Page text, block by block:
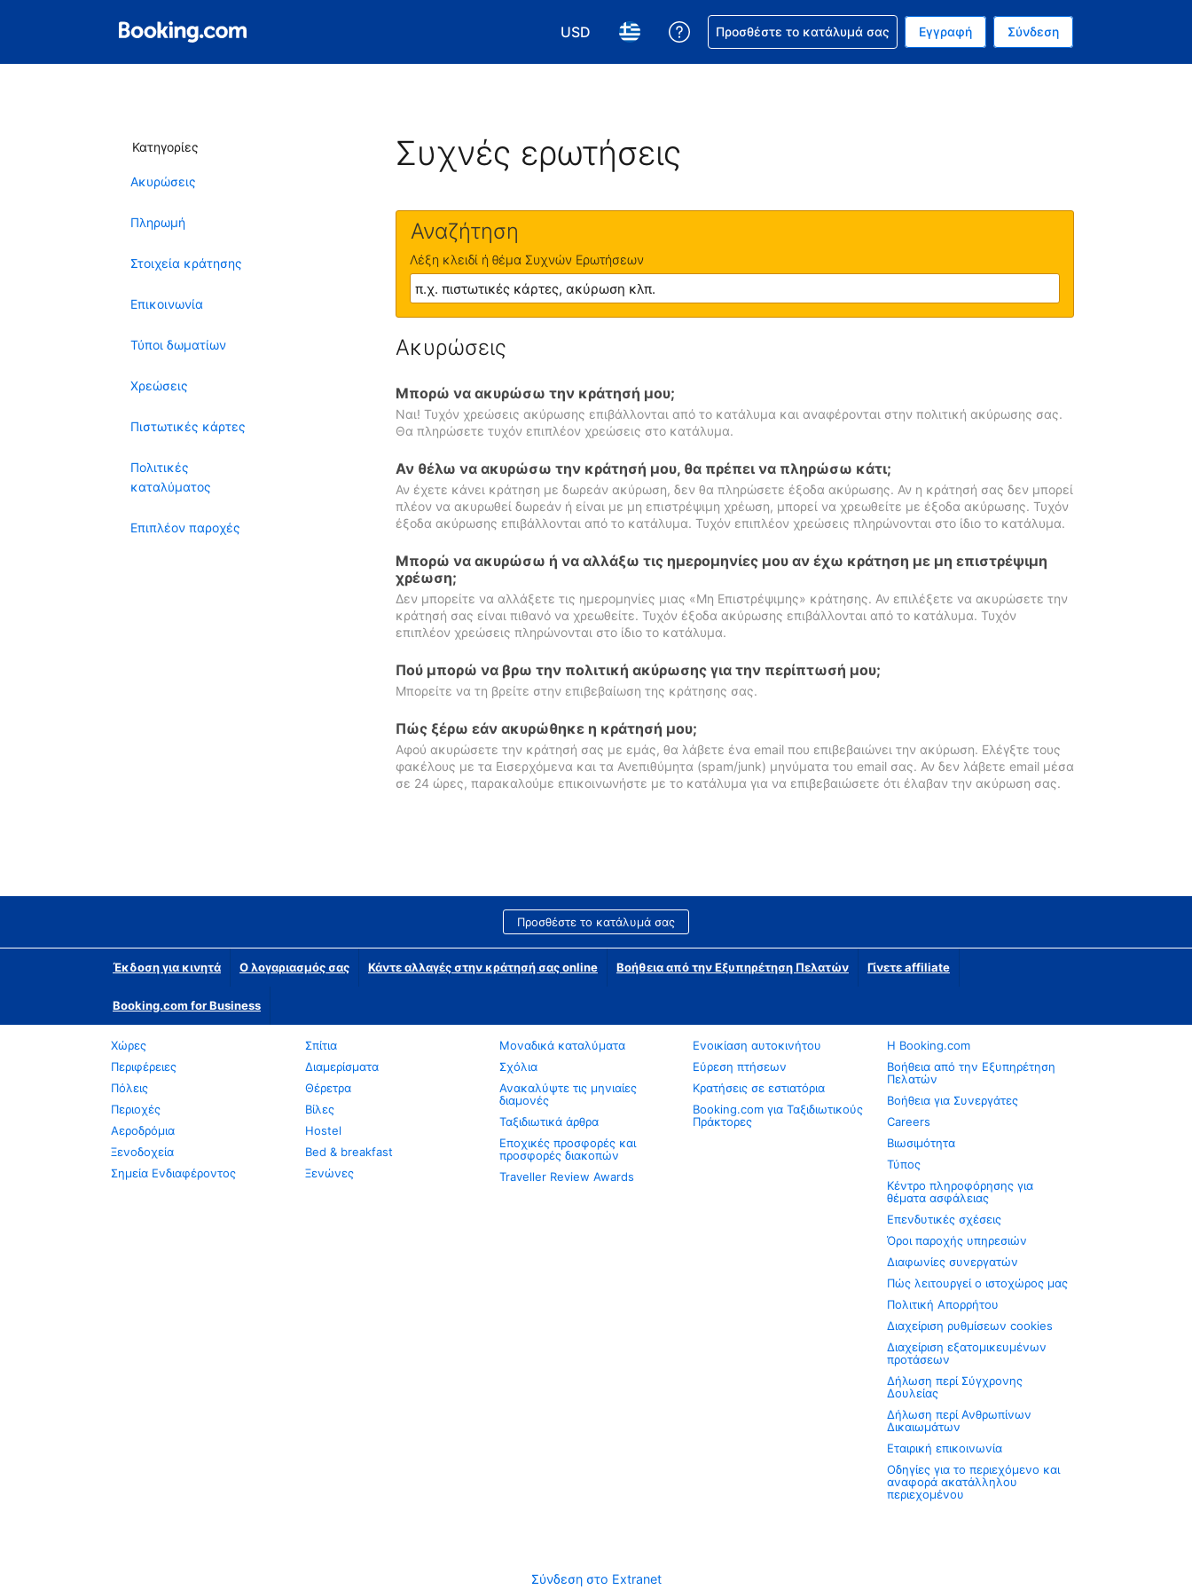
USD
Επιλέξτε το νόμισμά σας. Το τωρινό σας νόμισμα είναι Δολάριο Η.Π.Α.
Επιλέξτε τη γλώσσα σας. Η τωρινή σας γλώσσα είναι τα Ελληνικά
Βοήθεια για την κράτησή σας
Προσθέστε το κατάλυμά σας Εγγραφή Σύνδεση
Κατηγορίες
Ακυρώσεις
Πληρωμή
Στοιχεία κράτησης
Επικοινωνία
Τύποι δωματίων
Χρεώσεις
Πιστωτικές κάρτες
Πολιτικές
καταλύματος
Επιπλέον παροχές
Συχνές ερωτήσεις
Αναζήτηση
Λέξη κλειδί ή θέμα Συχνών Ερωτήσεων
Ακυρώσεις
Μπορώ να ακυρώσω την κράτησή μου;
Ναι! Τυχόν χρεώσεις ακύρωσης επιβάλλονται από το κατάλυμα και αναφέρονται στην πολιτική ακύρωσης σας.
Θα πληρώσετε τυχόν επιπλέον χρεώσεις στο κατάλυμα.
Αν θέλω να ακυρώσω την κράτησή μου, θα πρέπει να πληρώσω κάτι;
Αν έχετε κάνει κράτηση με δωρεάν ακύρωση, δεν θα πληρώσετε έξοδα ακύρωσης. Αν η κράτησή σας δεν μπορεί
πλέον να ακυρωθεί δωρεάν ή είναι με μη επιστρέψιμη χρέωση, μπορεί να χρεωθείτε με έξοδα ακύρωσης. Τυχόν
έξοδα ακύρωσης επιβάλλονται από το κατάλυμα. Τυχόν επιπλέον χρεώσεις πληρώνονται στο ίδιο το κατάλυμα.
Μπορώ να ακυρώσω ή να αλλάξω τις ημερομηνίες μου αν έχω κράτηση με μη επιστρέψιμη
χρέωση;
Δεν μπορείτε να αλλάξετε τις ημερομηνίες μιας «Μη Επιστρέψιμης» κράτησης. Αν επιλέξετε να ακυρώσετε την
κράτησή σας είναι πιθανό να χρεωθείτε. Τυχόν έξοδα ακύρωσης επιβάλλονται από το κατάλυμα. Τυχόν
επιπλέον χρεώσεις πληρώνονται στο ίδιο το κατάλυμα.
Πού μπορώ να βρω την πολιτική ακύρωσης για την περίπτωσή μου;
Μπορείτε να τη βρείτε στην επιβεβαίωση της κράτησης σας.
Πώς ξέρω εάν ακυρώθηκε η κράτησή μου;
Αφού ακυρώσετε την κράτησή σας με εμάς, θα λάβετε ένα email που επιβεβαιώνει την ακύρωση. Ελέγξτε τους
φακέλους με τα Εισερχόμενα και τα Ανεπιθύμητα (spam/junk) μηνύματα του email σας. Αν δεν λάβετε email μέσα
σε 24 ώρες, παρακαλούμε επικοινωνήστε με το κατάλυμα για να επιβεβαιώσετε ότι έλαβαν την ακύρωση σας.
Προσθέστε το κατάλυμά σας
Έκδοση για κινητά Ο λογαριασμός σας Κάντε αλλαγές στην κράτησή σας online Βοήθεια από την Εξυπηρέτηση Πελατών Γίνετε affiliate
Booking.com for Business
Χώρες
Περιφέρειες
Πόλεις
Περιοχές
Αεροδρόμια
Ξενοδοχεία
Σημεία Ενδιαφέροντος
Σπίτια
Διαμερίσματα
Θέρετρα
Βίλες
Hostel
Bed & breakfast
Ξενώνες
Μοναδικά καταλύματα
Σχόλια
Ανακαλύψτε τις μηνιαίες
διαμονές
Ταξιδιωτικά άρθρα
Εποχικές προσφορές και
προσφορές διακοπών
Traveller Review Awards
Ενοικίαση αυτοκινήτου
Εύρεση πτήσεων
Κρατήσεις σε εστιατόρια
Booking.com για Ταξιδιωτικούς
Πράκτορες
Η Booking.com
Βοήθεια από την Εξυπηρέτηση
Πελατών
Βοήθεια για Συνεργάτες
Careers
Βιωσιμότητα
Τύπος
Κέντρο πληροφόρησης για
θέματα ασφάλειας
Επενδυτικές σχέσεις
Όροι παροχής υπηρεσιών
Διαφωνίες συνεργατών
Πώς λειτουργεί ο ιστοχώρος μας
Πολιτική Απορρήτου
Διαχείριση ρυθμίσεων cookies
Διαχείριση εξατομικευμένων
προτάσεων
Δήλωση περί Σύγχρονης
Δουλείας
Δήλωση περί Ανθρωπίνων
Δικαιωμάτων
Εταιρική επικοινωνία
Οδηγίες για το περιεχόμενο και
αναφορά ακατάλληλου
περιεχομένου
Σύνδεση στο Extranet